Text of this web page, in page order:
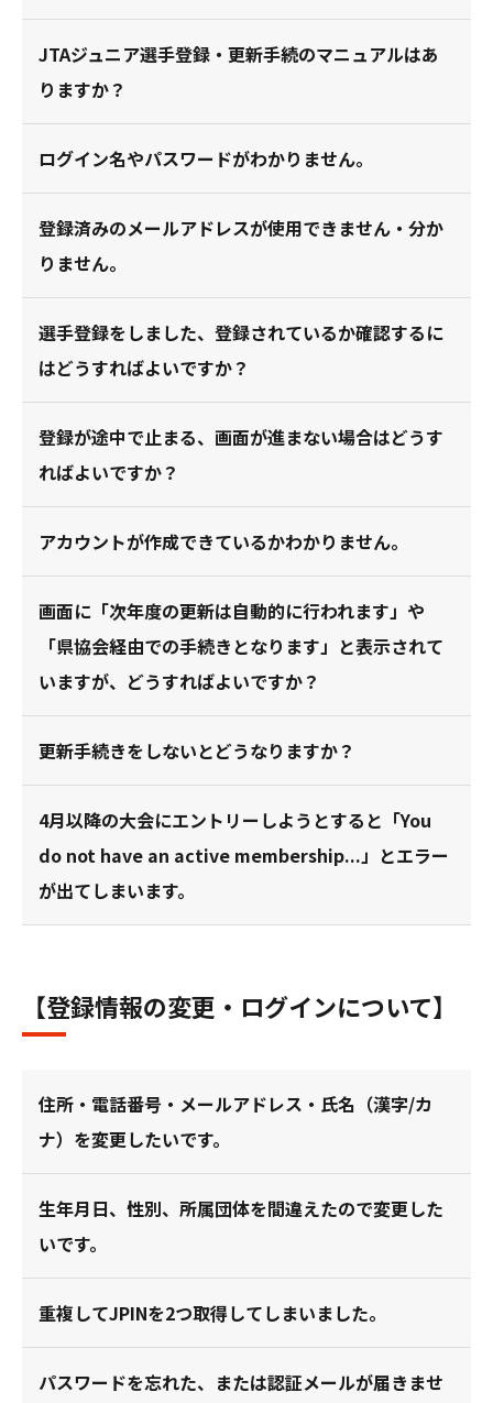
JTAジュニア選手登録・更新手続のマニュアルはあ
りますか？
ログイン名やパスワードがわかりません。
登録済みのメールアドレスが使用できません・分か
りません。
選手登録をしました、登録されているか確認するに
はどうすればよいですか？
登録が途中で止まる、画面が進まない場合はどうす
ればよいですか？
アカウントが作成できているかわかりません。
画面に「次年度の更新は自動的に行われます」や
「県協会経由での手続きとなります」と表示されて
いますが、どうすればよいですか？
更新手続きをしないとどうなりますか？
4月以降の大会にエントリーしようとすると「You
do not have an active membership...」とエラー
が出てしまいます。
【登録情報の変更・ログインについて】
住所・電話番号・メールアドレス・氏名（漢字/カ
ナ）を変更したいです。
生年月日、性別、所属団体を間違えたので変更した
いです。
重複してJPINを2つ取得してしまいました。
パスワードを忘れた、または認証メールが届きませ